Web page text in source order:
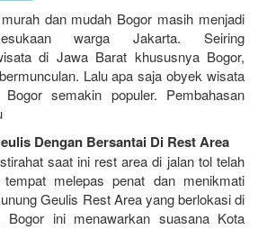
dan mudah Bogor masih menjadi
warga Jakarta. Seiring
di Jawa Barat khususnya Bogor,
Lalu apa saja obyek wisata
semakin populer. Pembahasan
Dengan Bersantai Di Rest Area
saat ini rest area di jalan tol telah
melepas penat dan menikmati
Geulis Rest Area yang berlokasi di
Bogor ini menawarkan suasana Kota